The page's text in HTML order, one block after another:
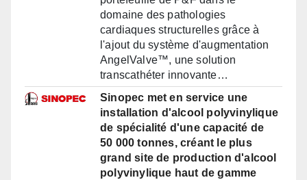
domaine des pathologies
cardiaques structurelles grâce à
l'ajout du système d'augmentation
AngelValve™, une solution
transcathéter innovante…
Sinopec met en service une
installation d'alcool polyvinylique
de spécialité d'une capacité de
50 000 tonnes, créant le plus
grand site de production d'alcool
polyvinylique haut de gamme